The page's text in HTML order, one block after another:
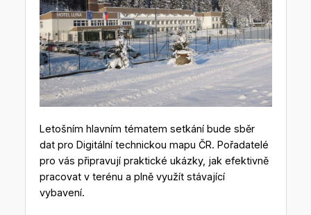
Letošním hlavním tématem setkání bude sběr
dat pro Digitální technickou mapu ČR. Pořadatelé
pro vás připravují praktické ukázky, jak efektivně
pracovat v terénu a plně využít stávající
vybavení.